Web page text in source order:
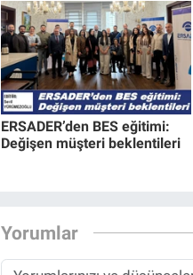
ERSADER’den BES eğitimi:
Değişen müşteri beklentileri
Yorumlar